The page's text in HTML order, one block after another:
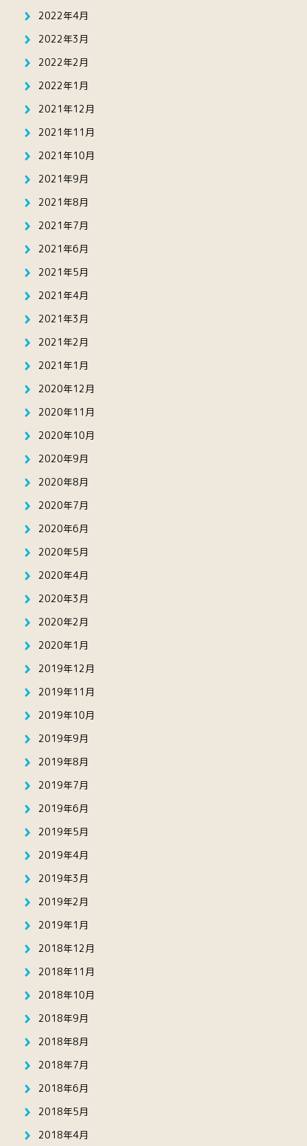
2022年4月
2022年3月
2022年2月
2022年1月
2021年12月
2021年11月
2021年10月
2021年9月
2021年8月
2021年7月
2021年6月
2021年5月
2021年4月
2021年3月
2021年2月
2021年1月
2020年12月
2020年11月
2020年10月
2020年9月
2020年8月
2020年7月
2020年6月
2020年5月
2020年4月
2020年3月
2020年2月
2020年1月
2019年12月
2019年11月
2019年10月
2019年9月
2019年8月
2019年7月
2019年6月
2019年5月
2019年4月
2019年3月
2019年2月
2019年1月
2018年12月
2018年11月
2018年10月
2018年9月
2018年8月
2018年7月
2018年6月
2018年5月
2018年4月